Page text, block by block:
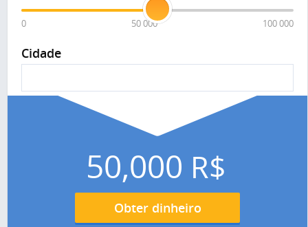
0 50 000 100 000
Cidade
50,000 R$
Obter dinheiro